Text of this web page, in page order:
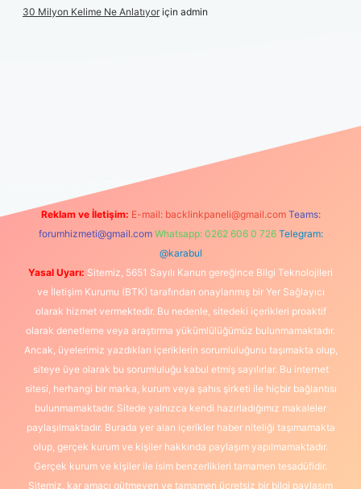
30 Milyon Kelime Ne Anlatıyoriçin admin
elexbetgiris.org
Reklam ve İletişim: E-mail: backlinkpaneli@gmail.com Teams:
forumhizmeti@gmail.com Whatsapp: 0262 606 0 726 Telegram:
@karabul
Yasal Uyarı: Sitemiz, 5651 Sayılı Kanun gereğince Bilgi Teknolojileri
ve İletişim Kurumu (BTK) tarafından onaylanmış bir Yer Sağlayıcı
olarak hizmet vermektedir. Bu nedenle, sitedeki içerikleri proaktif
olarak denetleme veya araştırma yükümlülüğümüz bulunmamaktadır.
Ancak, üyelerimiz yazdıkları içeriklerin sorumluluğunu taşımakta olup,
siteye üye olarak bu sorumluluğu kabul etmiş sayılırlar. Bu internet
sitesi, herhangi bir marka, kurum veya şahıs şirketi ile hiçbir bağlantısı
bulunmamaktadır. Sitede yalnızca kendi hazırladığımız makaleler
paylaşılmaktadır. Burada yer alan içerikler haber niteliği taşımamakta
olup, gerçek kurum ve kişiler hakkında paylaşım yapılmamaktadır.
Gerçek kurum ve kişiler ile isim benzerlikleri tamamen tesadüfidir.
Sitemiz, kar amacı gütmeyen ve tamamen ücretsiz bir bilgi paylaşım